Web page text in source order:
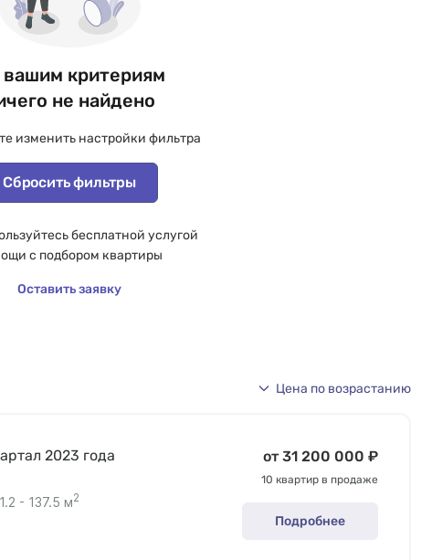
критериям
не найдено
изменить настройки фильтра
Сбросить фильтры
бесплатной услугой
с подбором квартиры
Оставить заявку
Цена по возрастанию
2023 года
- 137.5 м2
от 31 200 000 ₽
10 квартир в продаже
Подробнее